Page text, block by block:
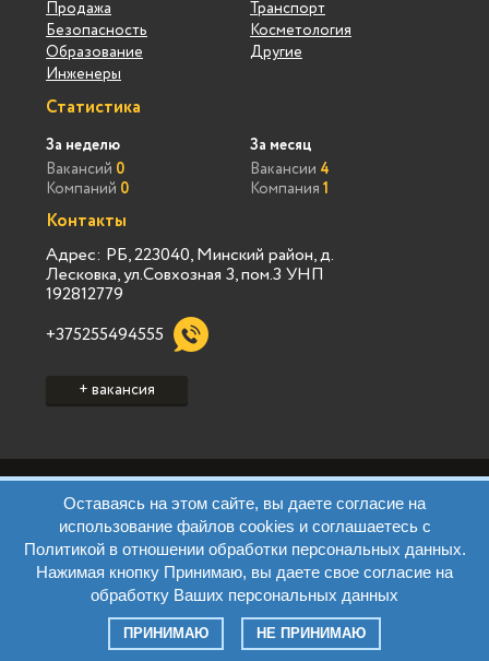
Оставаясь на этом сайте, вы даете согласие на
использование файлов cookies и соглашаетесь с
Политикой в отношении обработки персональных данных.
Нажимая кнопку Принимаю, вы даете свое согласие на
обработку Ваших персональных данных
ПРИНИМАЮ НЕ ПРИНИМАЮ
Продажа
Безопасность
Образование
Инженеры
Транспорт
Косметология
Другие
Статистика
За неделю
Вакансий 0
Компаний 0
За месяц
Вакансии 4
Компания 1
Контакты
Адрес: РБ, 223040, Минский район, д.
Лесковка, ул.Совхозная 3, пом.3 УНП
192812779
+375255494555
+ вакансия
Пользовательское соглашение Vialink
Политика конфиденциальности Виа Марк
Пользовательское соглашение Виа Марк
Политика обработки ПД Виа Марк
Правила
Контакты
Все права защищены. © 2026 Jobsms.by